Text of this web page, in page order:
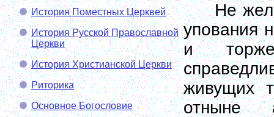
История Поместных Церквей
История Русской Православной
Церкви
История Христианской Церкви
Риторика
Основное Богословие
Не желая
упования
и
живущих
отныне